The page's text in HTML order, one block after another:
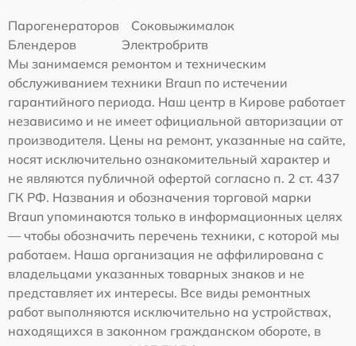
Парогенераторов
Соковыжималок
Блендеров
Электробритв
Мы занимаемся ремонтом и техническим
обслуживанием техники Braun по истечении
гарантийного периода. Наш центр в Кирове работает
независимо и не имеет официальной авторизации от
производителя. Цены на ремонт, указанные на сайте,
носят исключительно ознакомительный характер и
не являются публичной офертой согласно п. 2 ст. 437
ГК РФ. Названия и обозначения торговой марки
Braun упоминаются только в информационных целях
— чтобы обозначить перечень техники, с которой мы
работаем. Наша организация не аффилирована с
владельцами указанных товарных знаков и не
представляет их интересы. Все виды ремонтных
работ выполняются исключительно на устройствах,
находящихся в законном гражданском обороте, в